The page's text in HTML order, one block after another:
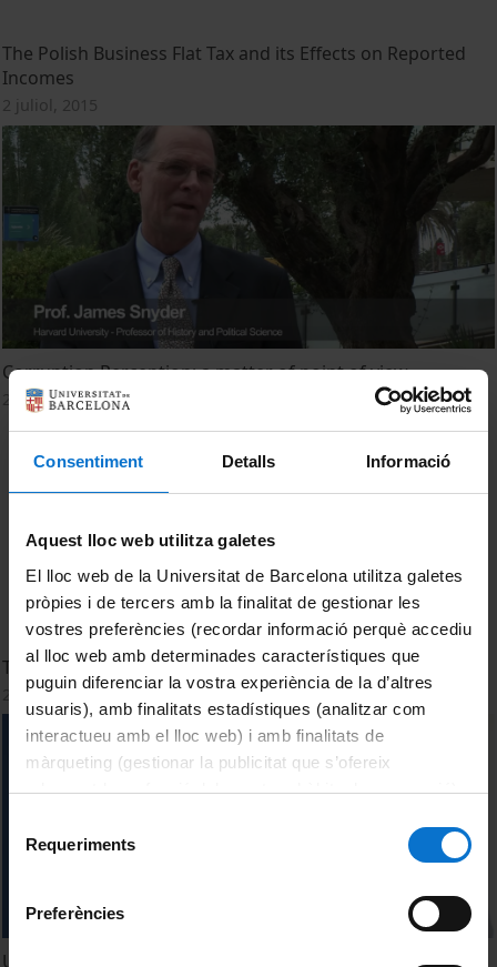
Consentiment Detalls Informació
Aquest lloc web utilitza galetes
El lloc web de la Universitat de Barcelona utilitza galetes
pròpies i de tercers amb la finalitat de gestionar les
vostres preferències (recordar informació perquè accediu
al lloc web amb determinades característiques que
puguin diferenciar la vostra experiència de la d’altres
usuaris), amb finalitats estadístiques (analitzar com
interactueu amb el lloc web) i amb finalitats de
màrqueting (gestionar la publicitat que s’ofereix
adequant-la en funció dels vostres hàbits de navegació).
consultar laPolítica de galetes del lloc web de la
Requeriments
Preferències
The Polish Business Flat Tax and its Effects on Reported
Incomes
2 juliol, 2015
Corruption Perception: a matter of point of view
2 juliol, 2015
The Role of Political Frictions in Financial Crisis
2 juliol, 2015
UB Economics Interview: Richard Watt